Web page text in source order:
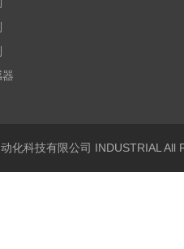
化科技有限公司 INDUSTRIAL